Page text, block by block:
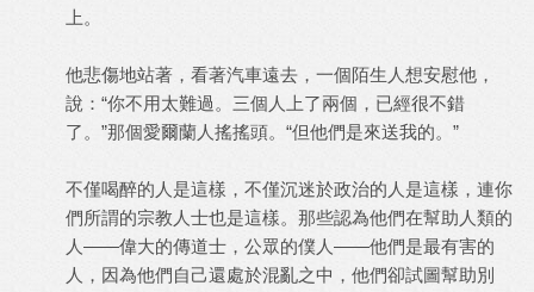
上。
他悲傷地站著，看著汽車遠去，一個陌生人想安慰他，
說：“你不用太難過。三個人上了兩個，已經很不錯
了。”那個愛爾蘭人搖搖頭。“但他們是來送我的。”
不僅喝醉的人是這樣，不僅沉迷於政治的人是這樣，連你
們所謂的宗教人士也是這樣。那些認為他們在幫助人類的
人——偉大的傳道士，公眾的僕人——他們是最有害的
人，因為他們自己還處於混亂之中，他們卻試圖幫助別